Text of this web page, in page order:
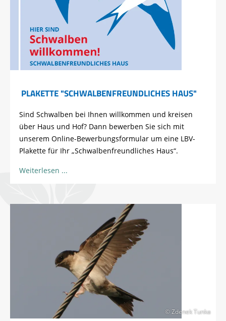
PLAKETTE "SCHWALBEN­FREUNDLICHES HAUS"
Sind Schwalben bei Ihnen willkommen und kreisen
über Haus und Hof? Dann bewerben Sie sich mit
unserem Online-Bewerbungsformular um eine LBV-
Plakette für Ihr „Schwalbenfreundliches Haus“.
Weiterlesen
© Zdenek Tunka